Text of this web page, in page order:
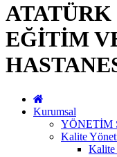
EĞİTİM
Kurumsal
YÖNETİM
Kalite
Kalite